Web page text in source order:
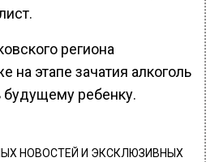
региона
на этапе зачатия алкоголь
ребенку.
НОВОСТЕЙ И ЭКСКЛЮЗИВНЫХ